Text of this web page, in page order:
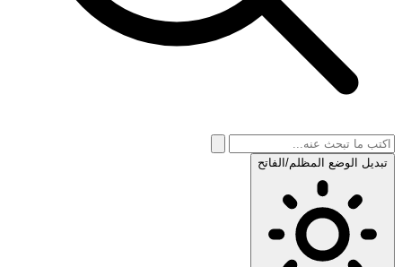
تبديل الوضع المظلم/الفاتح